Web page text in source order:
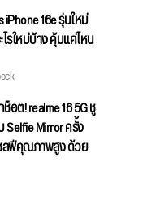
iPhone 16e รุ่นใหม่
รใหม่บ้าง คุ้มแค่ไหน
ต! realme 16 5G ชู
Selfie Mirror ครั้ง
ลฟีคุณภาพสูง ด้วย